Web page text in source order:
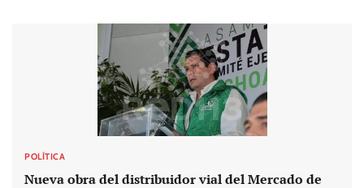
POLÍTICA
Nueva obra del distribuidor vial del Mercado de